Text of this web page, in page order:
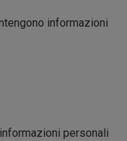
informazioni
personali